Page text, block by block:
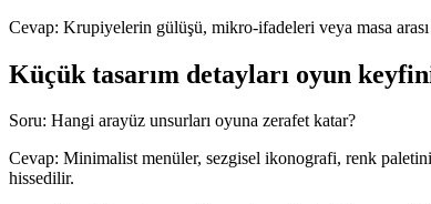
Cevap: Krupiyelerin gülüşü, mikro-ifadeleri veya masa
Küçük tasarım detayları oyun
Soru: Hangi arayüz unsurları oyuna zerafet katar?
Cevap: Minimalist menüler, sezgisel ikonografi, renk
hissedilir.